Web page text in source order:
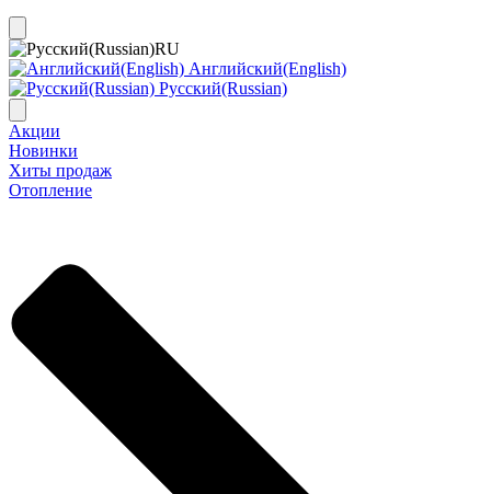
RU
Английский(English)
Русский(Russian)
Акции
Новинки
Хиты продаж
Отопление